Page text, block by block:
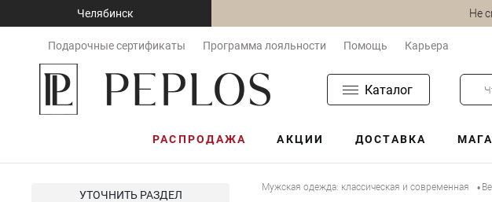
Челябинск Не
Подарочные сертификаты Программа лояльности Помощь Карьера
Каталог
РАСПРОДАЖА АКЦИИ ДОСТАВКА
УТОЧНИТЬ РАЗДЕЛ
Мужская одежда: классическая и современная •